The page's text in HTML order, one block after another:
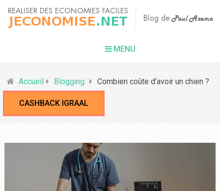
MENU
Accueil Blogging Combien coûte d’avoir un chien ?
CASHBACK IGRAAL